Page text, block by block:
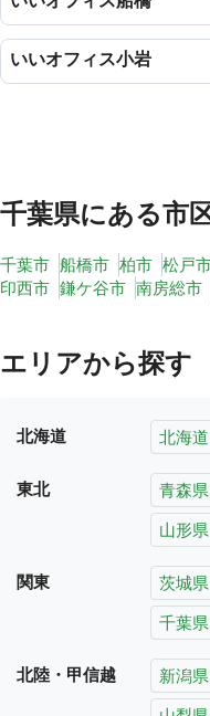
いいオフィス小岩
千葉県にある市
千葉市 船橋市 柏市 松戸
印西市 鎌ケ谷市 南房総市
エリアから探す
北海道 北海道
東北 青森県
山形県
関東 茨城県
千葉県
北陸・甲信越 新潟県